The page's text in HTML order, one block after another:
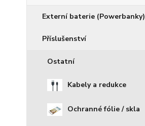
Externí baterie (Powerbanky)
Příslušenství
Ostatní
Kabely a redukce
Ochranné fólie / skla